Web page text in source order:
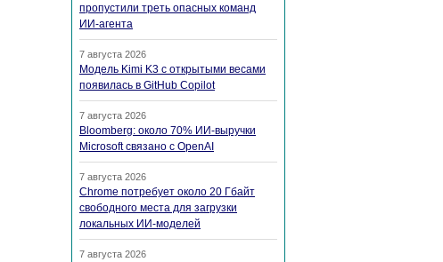
пропустили треть опасных команд
ИИ-агента
7 августа 2026
Модель Kimi K3 с открытыми весами
появилась в GitHub Copilot
7 августа 2026
Bloomberg: около 70% ИИ-выручки
Microsoft связано с OpenAI
7 августа 2026
Chrome потребует около 20 Гбайт
свободного места для загрузки
локальных ИИ-моделей
7 августа 2026